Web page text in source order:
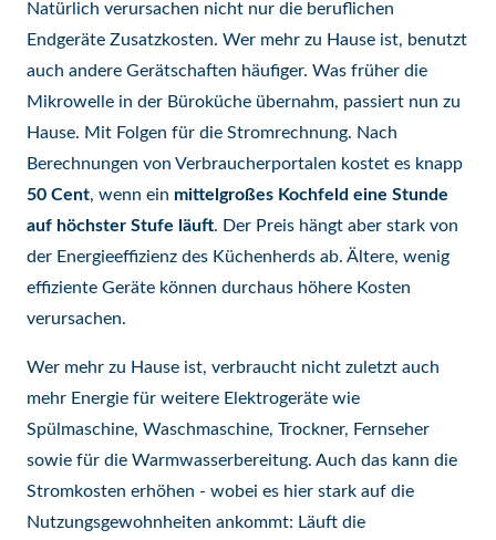
Natürlich verursachen nicht nur die beruflichen
Endgeräte Zusatzkosten. Wer mehr zu Hause ist, benutzt
auch andere Gerätschaften häufiger. Was früher die
Mikrowelle in der Büroküche übernahm, passiert nun zu
Hause. Mit Folgen für die Stromrechnung. Nach
Berechnungen von Verbraucherportalen kostet es knapp
50 Cent, wenn ein mittelgroßes Kochfeld eine Stunde
auf höchster Stufe läuft. Der Preis hängt aber stark von
der Energieeffizienz des Küchenherds ab. Ältere, wenig
effiziente Geräte können durchaus höhere Kosten
verursachen.
Wer mehr zu Hause ist, verbraucht nicht zuletzt auch
mehr Energie für weitere Elektrogeräte wie
Spülmaschine, Waschmaschine, Trockner, Fernseher
sowie für die Warmwasserbereitung. Auch das kann die
Stromkosten erhöhen - wobei es hier stark auf die
Nutzungsgewohnheiten ankommt: Läuft die